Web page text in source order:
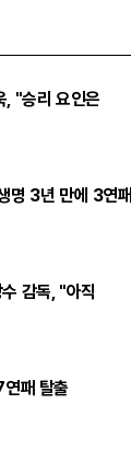
, "승리 요인은
명 3년 만에 3연패
감독, "아직
패 탈출